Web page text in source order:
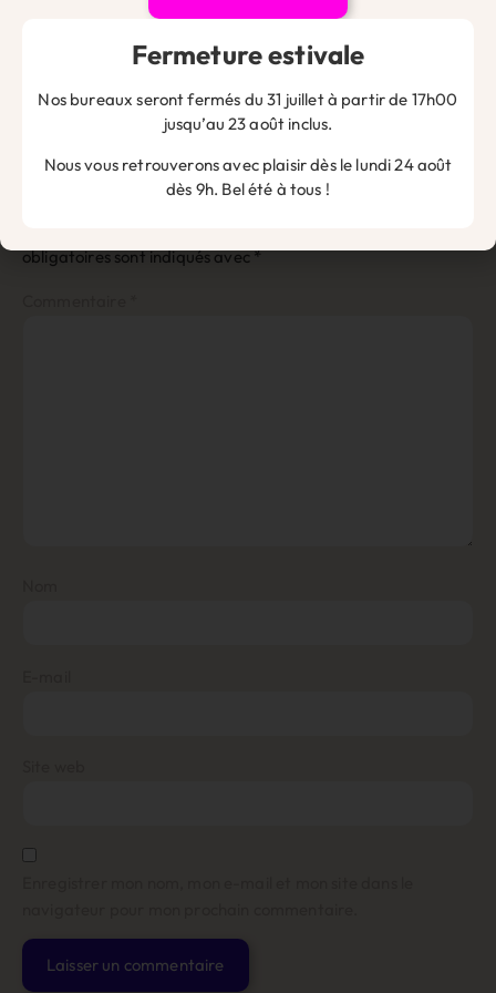
d’investissement, moins d’envie, moins d’entreprise.
Seconde remarque quel est le process à suivre pour mon
Répondre
Laisser un commentaire
obligatoires sont indiqués avec*
Fermeture estivale
Nos bureaux seront fermés du 31 juillet à partir de 17h00
jusqu’au 23 août inclus.
Nous vous retrouverons avec plaisir dès le lundi 24 août
dès 9h. Bel été à tous !